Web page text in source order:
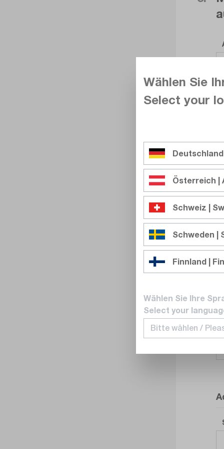
Wählen Sie
Select your
Österreich |
Schweiz |
Schweden |
Finnland |
Wählen Sie Ihre
Select your